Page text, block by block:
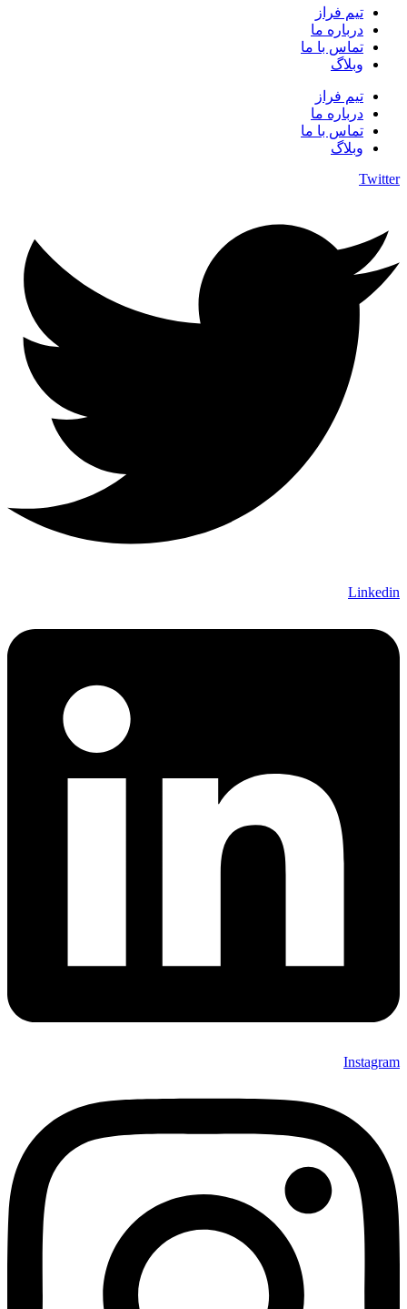
تیم فراز
درباره ما
تماس با ما
وبلاگ
تیم فراز
درباره ما
تماس با ما
وبلاگ
Twitter
Linkedin
Instagram